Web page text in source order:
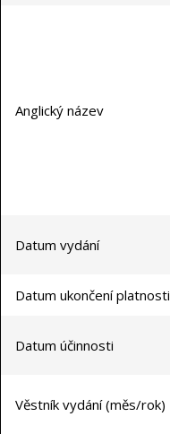
Anglický název
Datum vydání
Datum ukončení platnosti
Datum účinnosti
Věstník vydání (měs/rok)